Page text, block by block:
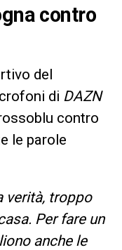
contro
del
di DAZN
contro
le parole
verità, troppo
Per fare un
anche le